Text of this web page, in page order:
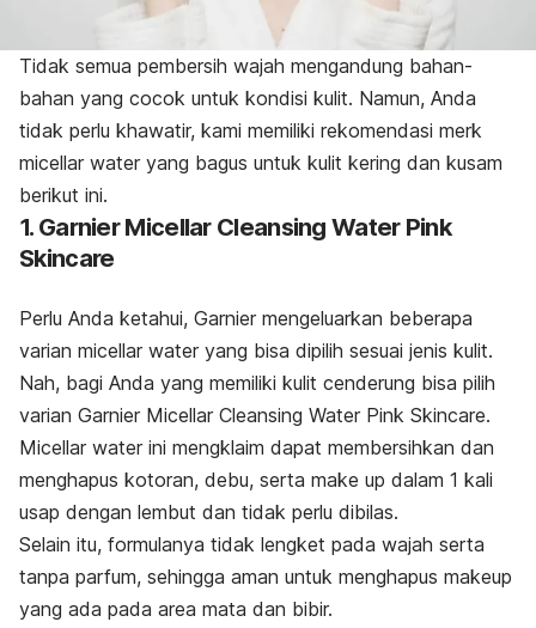
Tidak semua pembersih wajah mengandung bahan-
bahan yang cocok untuk kondisi kulit. Namun, Anda
tidak perlu khawatir, kami memiliki rekomendasi merk
micellar water yang bagus untuk kulit kering dan kusam
berikut ini.
1. Garnier Micellar Cleansing Water Pink
Skincare
Perlu Anda ketahui, Garnier mengeluarkan beberapa
varian micellar water yang bisa dipilih sesuai jenis kulit.
Nah, bagi Anda yang memiliki kulit cenderung bisa pilih
varian Garnier Micellar Cleansing Water Pink Skincare.
Micellar water ini mengklaim dapat membersihkan dan
menghapus kotoran, debu, serta make up dalam 1 kali
usap dengan lembut dan tidak perlu dibilas.
Selain itu, formulanya tidak lengket pada wajah serta
tanpa parfum, sehingga aman untuk menghapus makeup
yang ada pada area mata dan bibir.